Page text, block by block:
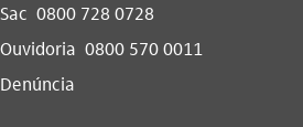
Sac 0800 728 0728
Ouvidoria 0800 570 0011
Denúncia